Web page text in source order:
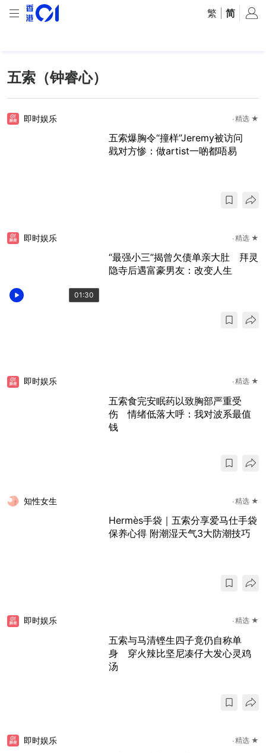
繁 简
五索（钟睿心）
即时娱乐 精选 ★
五索爆胸令“撞样”Jeremy被访问
戥对方惨：做artist一啲都唔易
01:30
即时娱乐 精选 ★
“最强小三”揭曾欠债单亲大肚 拜灵
隐寺后遇富豪男友：改变人生
即时娱乐 精选 ★
五索食完安眠药以致胸部严重受
伤 情绪低落大呼：我对波系最值
钱
知性女生 精选 ★
Hermès手袋｜五索分享爱马仕手袋
保养心得 附潮湿天气3大防潮技巧
即时娱乐 精选 ★
五索与马清铿生四子竟仍自称单
身 穿火辣比坚尼凑仔大发心灵鸡
汤
即时娱乐 精选 ★